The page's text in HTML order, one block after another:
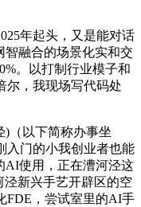
年起头，又是能对话
智融合的场景化实和交
。以打制行业模子和
尔，我现场写代码处
以下简称办事坐
入门的小我创业者也能
AI使用，正在漕河泾这
泾新兴手艺开辟区的空
FDE，尝试室里的AI手